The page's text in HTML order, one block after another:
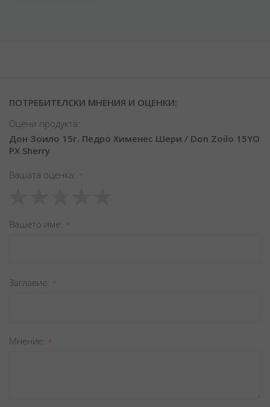
ПОТРЕБИТЕЛСКИ МНЕНИЯ И ОЦЕНКИ:
Оцени продукта:
Дон Зоило 15г. Педро Хименес Шери / Don Zoilo 15YO
PX Sherry
Вашата оценка
star
stars
stars
stars
stars
Вашето име
Заглавиe
Мнение